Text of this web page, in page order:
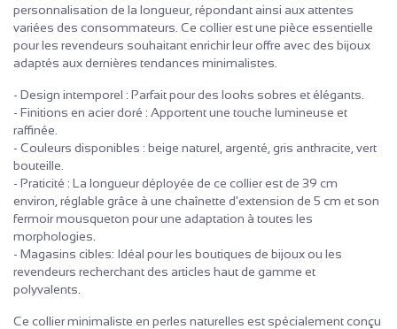
personnalisation de la longueur, répondant ainsi aux attentes
variées des consommateurs. Ce collier est une pièce essentielle
pour les revendeurs souhaitant enrichir leur offre avec des bijoux
adaptés aux dernières tendances minimalistes.
- Design intemporel : Parfait pour des looks sobres et élégants.
- Finitions en acier doré : Apportent une touche lumineuse et
raffinée.
- Couleurs disponibles : beige naturel, argenté, gris anthracite, vert
bouteille.
- Praticité : La longueur déployée de ce collier est de 39 cm
environ, réglable grâce à une chaînette d'extension de 5 cm et son
fermoir mousqueton pour une adaptation à toutes les
morphologies.
- Magasins cibles: Idéal pour les boutiques de bijoux ou les
revendeurs recherchant des articles haut de gamme et
polyvalents.
Ce collier minimaliste en perles naturelles est spécialement conçu